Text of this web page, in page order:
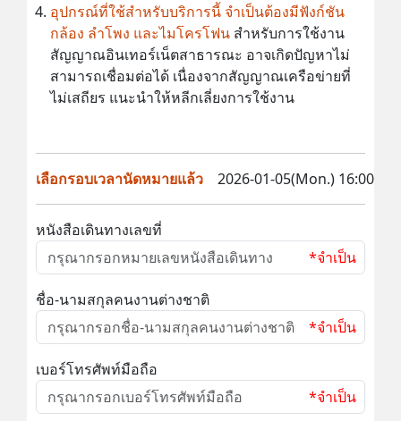
อุปกรณ์ที่ใช้สำหรับบริการนี้ จำเป็นต้องมีฟังก์ชัน
กล้อง ลำโพง และไมโครโฟน สำหรับการใช้งาน
สัญญาณอินเทอร์เน็ตสาธารณะ อาจเกิดปัญหาไม่
สามารถเชื่อมต่อได้ เนื่องจากสัญญาณเครือข่ายที่
ไม่เสถียร แนะนำให้หลีกเลี่ยงการใช้งาน
เลือกรอบเวลานัดหมายแล้ว 2026-01-05(Mon.) 16:00
หนังสือเดินทางเลขที่
*จำเป็น
ชื่อ-นามสกุลคนงานต่างชาติ
*จำเป็น
เบอร์โทรศัพท์มือถือ
*จำเป็น